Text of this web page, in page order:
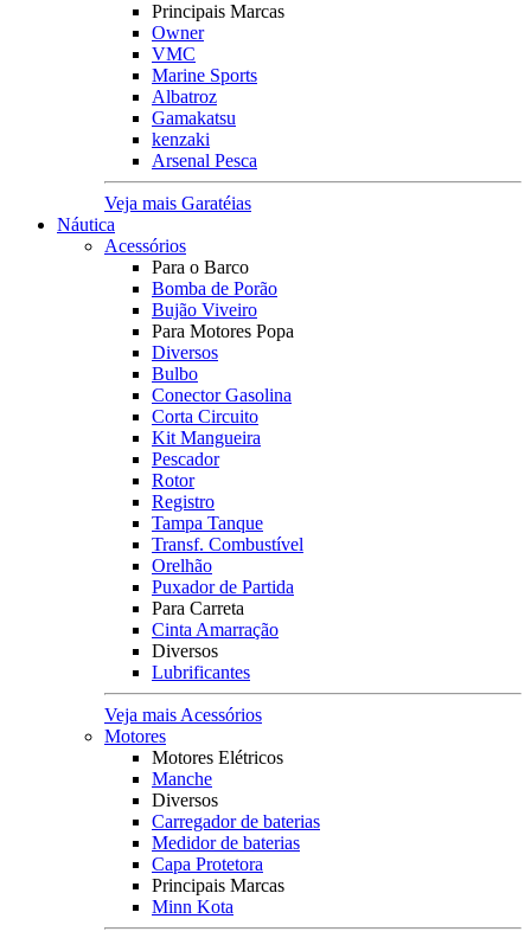
Principais Marcas
Owner
VMC
Marine Sports
Albatroz
Gamakatsu
kenzaki
Arsenal Pesca
Veja mais Garatéias
Náutica
Acessórios
Para o Barco
Bomba de Porão
Bujão Viveiro
Para Motores Popa
Diversos
Bulbo
Conector Gasolina
Corta Circuito
Kit Mangueira
Pescador
Rotor
Registro
Tampa Tanque
Transf. Combustível
Orelhão
Puxador de Partida
Para Carreta
Cinta Amarração
Diversos
Lubrificantes
Veja mais Acessórios
Motores
Motores Elétricos
Manche
Diversos
Carregador de baterias
Medidor de baterias
Capa Protetora
Principais Marcas
Minn Kota